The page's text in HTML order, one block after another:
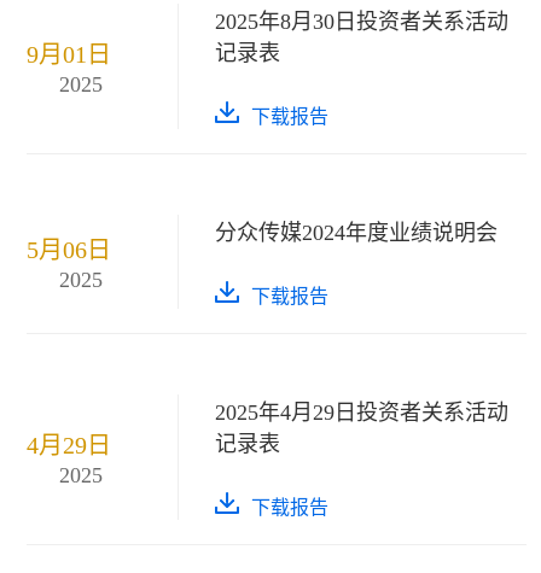
9月01日
2025
2025年8月30日投资者关系活动
记录表
下载报告
5月06日
2025
分众传媒2024年度业绩说明会
下载报告
4月29日
2025
2025年4月29日投资者关系活动
记录表
下载报告